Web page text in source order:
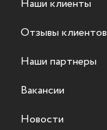
Наши клиенты
Отзывы клиентов
Наши партнеры
Вакансии
Новости